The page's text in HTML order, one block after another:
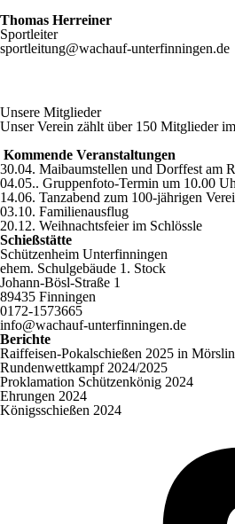
Thomas Herreiner
Sportleiter
sportleitung@wachauf-unterfinningen.de
Unsere Mitglieder
Unser Verein zählt über 150 Mitglieder
Kommende Veranstaltungen
30.04. Maibaumstellen und Dorffest am
04.05.. Gruppenfoto-Termin um 10.00
14.06. Tanzabend zum 100-jährigen
03.10. Familienausflug
20.12. Weihnachtsfeier im Schlössle
Schießstätte
Schützenheim Unterfinningen
ehem. Schulgebäude 1. Stock
Johann-Bösl-Straße 1
89435 Finningen
0172-1573665
info@wachauf-unterfinningen.de
Berichte
Raiffeisen-Pokalschießen 2025 in
Rundenwettkampf 2024/2025
Proklamation Schützenkönig 2024
Ehrungen 2024
Königsschießen 2024